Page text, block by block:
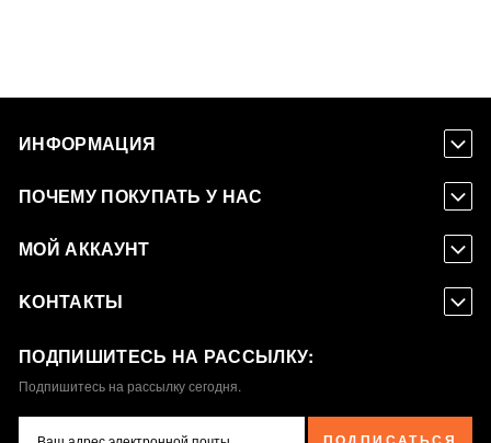
ИНФОРМАЦИЯ
ПОЧЕМУ ПОКУПАТЬ У НАС
МОЙ АККАУНТ
KОНТАКТЫ
ПОДПИШИТЕСЬ НА РАССЫЛКУ:
Подпишитесь на рассылку сегодня.